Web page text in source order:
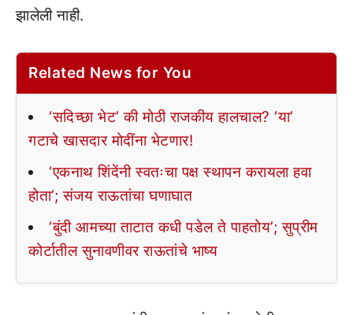
झालेली नाही.
Related News for You
‘सदिच्छा भेट’ की मोठी राजकीय हालचाल? ‘या’
गटाचे खासदार मोदींना भेटणार!
‘एकनाथ शिंदेंनी स्वतःचा पक्ष स्थापन करायला हवा
होता’; संजय राऊतांचा घणाघात
‘बुंदी आमच्या ताटात कधी पडेल ते पाहतोय’; सुप्रीम
कोर्टातील सुनावणीवर राऊतांचे भाष्य